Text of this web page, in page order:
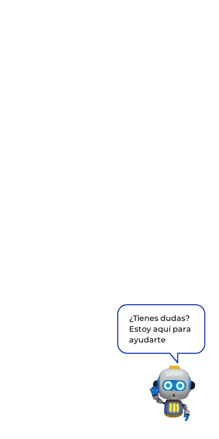
¿Tienes dudas?
Estoy aquí para
ayudarte